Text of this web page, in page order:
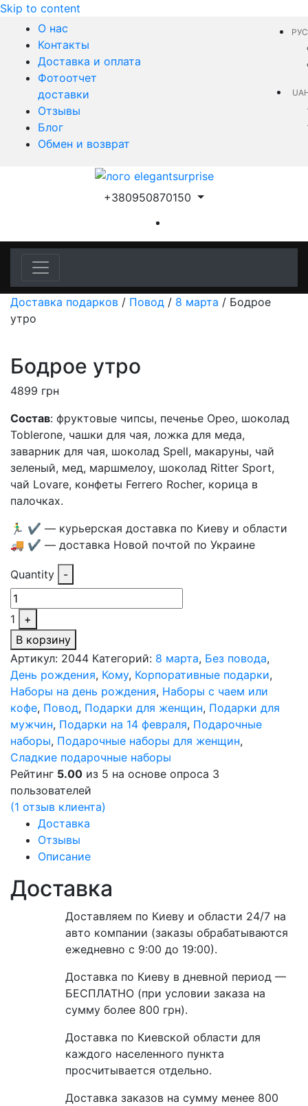
Skip to content
О нас
Контакты
Доставка и оплата
Фотоотчет
доставки
Отзывы
Блог
Обмен и возврат
РУС
+380950870150
Доставка подарков / Повод / 8 марта / Бодрое
утро
Бодрое утро
4899 грн
Состав: фруктовые чипсы, печенье Орео, шоколад
Toblerone, чашки для чая, ложка для меда,
заварник для чая, шоколад Spell, макаруны, чай
зеленый, мед, маршмелоу, шоколад Ritter Sport,
чай Lovare, конфеты Ferrero Rocher, корица в
палочках.
🏃‍♂️ ✔️ — курьерская доставка по Киеву и области
🚚 ✔️ — доставка Новой почтой по Украине
Quantity -
1
+
В корзину
Артикул: 2044 Категорий: 8 марта, Без повода,
День рождения, Кому, Корпоративные подарки,
Наборы на день рождения, Наборы с чаем или
кофе, Повод, Подарки для женщин, Подарки для
мужчин, Подарки на 14 февраля, Подарочные
наборы, Подарочные наборы для женщин,
Сладкие подарочные наборы
Рейтинг 5.00 из 5 на основе опроса 3
пользователей
(1 отзыв клиента)
Доставка
Отзывы
Описание
Доставка
Доставляем по Киеву и области 24/7 на
авто компании (заказы обрабатываются
ежедневно с 9:00 до 19:00).
Доставка по Киеву в дневной период —
БЕСПЛАТНО (при условии заказа на
сумму более 800 грн).
Доставка по Киевской области для
каждого населенного пункта
просчитывается отдельно.
Доставка заказов на сумму менее 800